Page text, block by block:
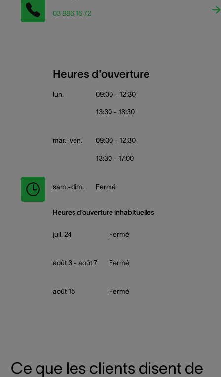
03 886 16 72
Heures d'ouverture
lun. 09:00 - 12:30
13:30 - 18:30
mar.-ven. 09:00 - 12:30
13:30 - 17:00
sam.-dim. Fermé
Heures d’ouverture inhabituelles
juil. 24 Fermé
août 3 - août 7 Fermé
août 15 Fermé
Ce que les clients disent de